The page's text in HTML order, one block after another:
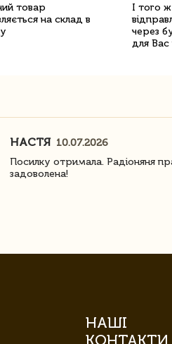
товар
на склад в
І того
через
для Вас
НАСТЯ 10.07.2026
Посилку отримала. Радіоняня
задоволена!
НАШІ
КОНТАКТИ